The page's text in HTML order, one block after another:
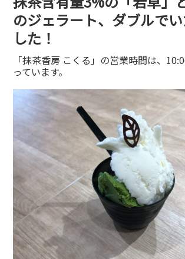
のジェラート、ダブルで
した！
「抹茶香房 こくる」の営業時間は、
っています。